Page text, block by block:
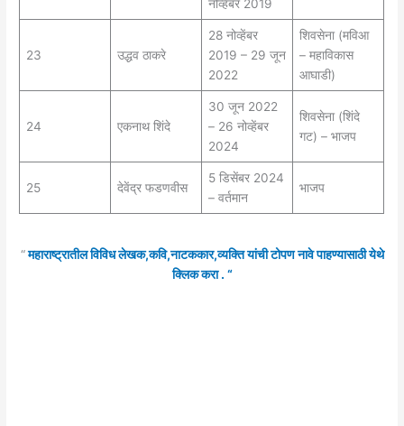
नोव्हेंबर 2019
23 उद्धव ठाकरे
28 नोव्हेंबर
2019 – 29 जून
2022
शिवसेना (मविआ
– महाविकास
आघाडी)
24 एकनाथ शिंदे
30 जून 2022
– 26 नोव्हेंबर
2024
शिवसेना (शिंदे
गट) – भाजप
25 देवेंद्र फडणवीस
5 डिसेंबर 2024
– वर्तमान
भाजप
“महाराष्ट्रातील विविध लेखक,कवि,नाटककार,व्यक्ति यांची टोपण नावे पाहण्यासाठी येथे
क्लिक करा . “